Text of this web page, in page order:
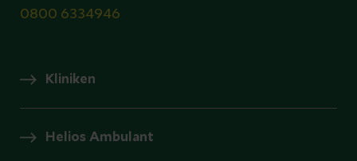
0800 6334946
Kliniken
Helios Ambulant